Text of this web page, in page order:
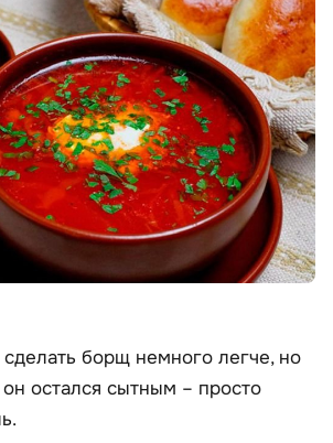
борщ немного легче, но
остался сытным – просто